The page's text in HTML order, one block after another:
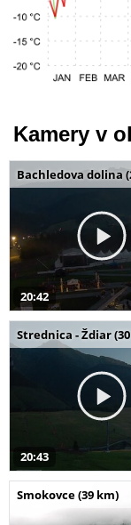
Kamery v
Bachledova dolina
20:42
Strednica - Ždiar
20:43
Smokovce (39 km)